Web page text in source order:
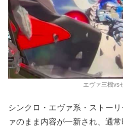
エヴァ三機vs
シンクロ・エヴァ系・ストー
ァのまま内容が一新され、通